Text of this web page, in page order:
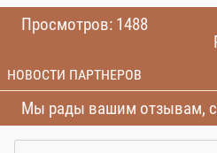
Просмотров: 1488
НОВОСТИ ПАРТНЕРОВ
Мы рады вашим отзывам,